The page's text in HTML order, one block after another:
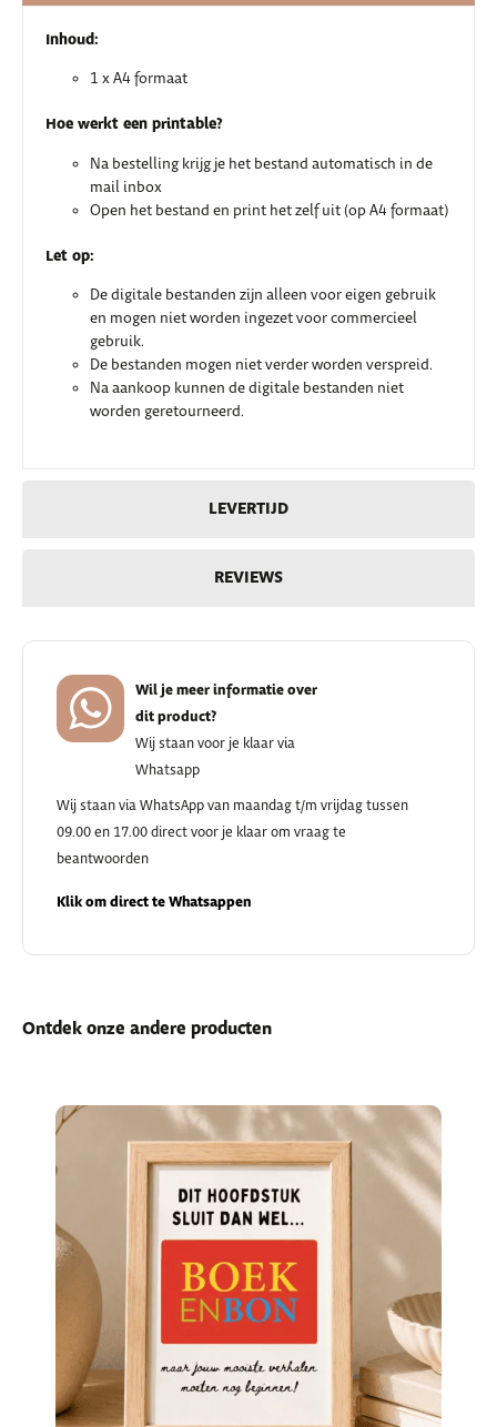
LEVERTIJD
REVIEWS
Inhoud:
1 x A4 formaat
Hoe werkt een printable?
Na bestelling krijg je het bestand automatisch in de
mail inbox
Open het bestand en print het zelf uit (op A4 formaat)
Let op:
De digitale bestanden zijn alleen voor eigen gebruik
en mogen niet worden ingezet voor commercieel
gebruik.
De bestanden mogen niet verder worden verspreid.
Na aankoop kunnen de digitale bestanden niet
worden geretourneerd.
Wil je meer informatie over
dit product?
Wij staan voor je klaar via
Whatsapp
Wij staan via WhatsApp van maandag t/m vrijdag tussen
09.00 en 17.00 direct voor je klaar om vraag te
beantwoorden
Klik om direct te Whatsappen
Ontdek onze andere producten